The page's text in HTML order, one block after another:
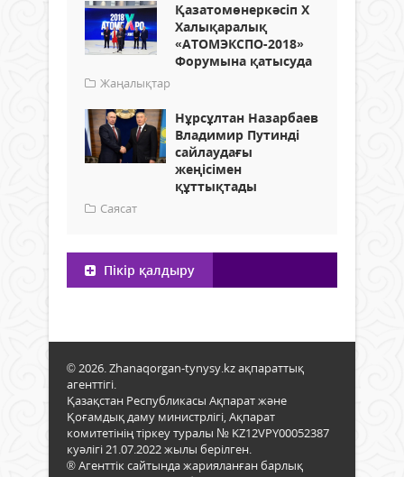
Қазатомөнеркәсіп X
Халықаралық
«АТОМЭКСПО-2018»
Форумына қатысуда
Жаңалықтар
Нұрсұлтан Назарбаев
Владимир Путинді
сайлаудағы
жеңісімен
құттықтады
Саясат
Пікір қалдыру
© 2026. Zhanaqorgan-tynysy.kz ақпараттық
агенттігі.
Қазақстан Республикасы Ақпарат және
Қоғамдық даму министрлігі, Ақпарат
комитетінің тіркеу туралы № KZ12VPY00052387
куәлігі 21.07.2022 жылы берілген.
® Агенттік сайтында жарияланған барлық